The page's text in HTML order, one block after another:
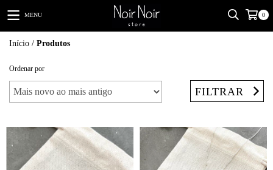
MENU 0
Início / Produtos
Ordenar por
FILTRAR